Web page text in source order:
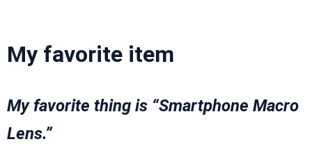
My favorite item
My favorite thing is “Smartphone Macro
Lens.”